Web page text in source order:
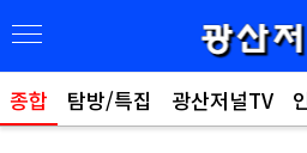
종합 탐방/특집 광산저널TV